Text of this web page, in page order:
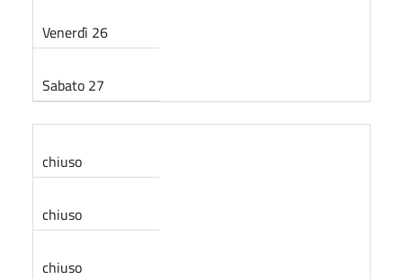
Venerdì 26
Sabato 27
chiuso
chiuso
chiuso